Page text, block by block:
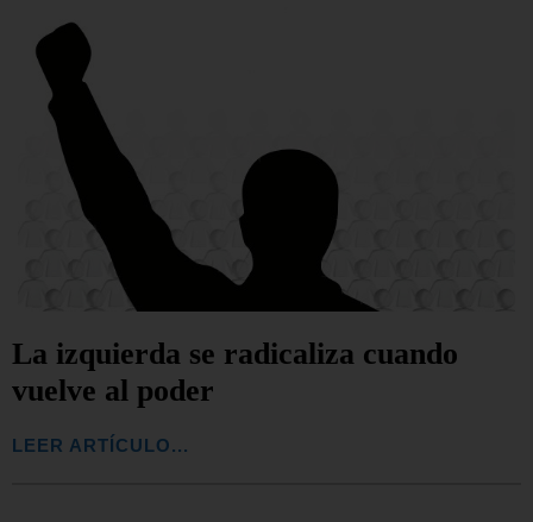
La izquierda se radicaliza cuando
vuelve al poder
LEER ARTÍCULO...